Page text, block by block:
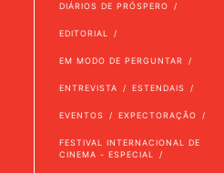
DIÁRIOS DE PRÓSPERO
EDITORIAL
EM MODO DE PERGUNTAR
ENTREVISTA ESTENDAIS
EVENTOS EXPECTORAÇÃO
FESTIVAL INTERNACIONAL DE
CINEMA - ESPECIAL